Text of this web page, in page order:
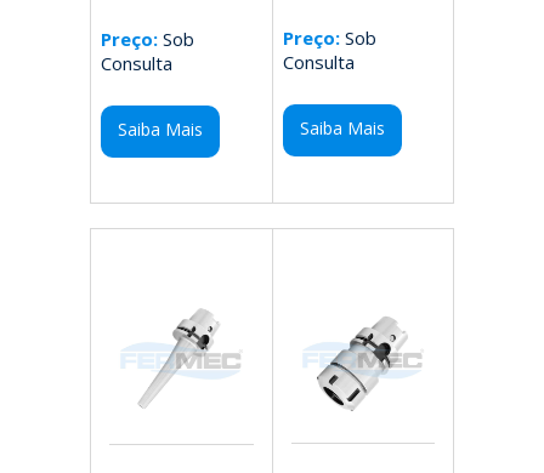
Preço: Sob
Consulta
Saiba Mais
Preço:Sob
Consulta
Saiba Mais